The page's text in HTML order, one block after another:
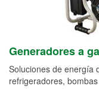
Generadores a
Soluciones de energía
refrigeradores,